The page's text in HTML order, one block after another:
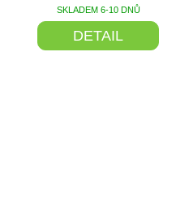
SKLADEM 6-10 DNŮ
DETAIL